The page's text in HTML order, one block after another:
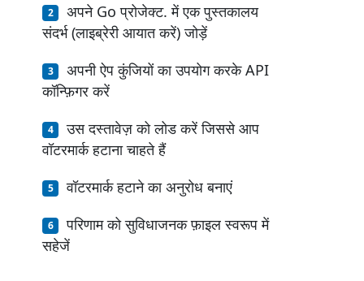
अपने Go प्रोजेक्ट. में एक पुस्तकालय
संदर्भ (लाइब्रेरी आयात करें) जोड़ें
अपनी ऐप कुंजियों का उपयोग करके API
कॉन्फ़िगर करें
उस दस्तावेज़ को लोड करें जिससे आप
वॉटरमार्क हटाना चाहते हैं
वॉटरमार्क हटाने का अनुरोध बनाएं
परिणाम को सुविधाजनक फ़ाइल स्वरूप में
सहेजें